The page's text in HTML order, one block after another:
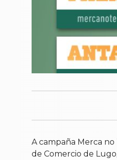
A campaña Merca no
de Comercio de